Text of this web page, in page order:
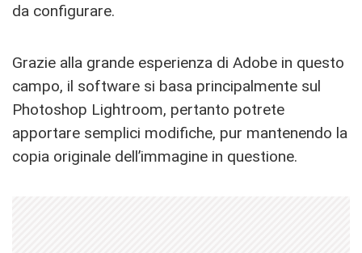
da configurare.
Grazie alla grande esperienza di Adobe in questo
campo, il software si basa principalmente sul
Photoshop Lightroom, pertanto potrete
apportare semplici modifiche, pur mantenendo la
copia originale dell’immagine in questione.